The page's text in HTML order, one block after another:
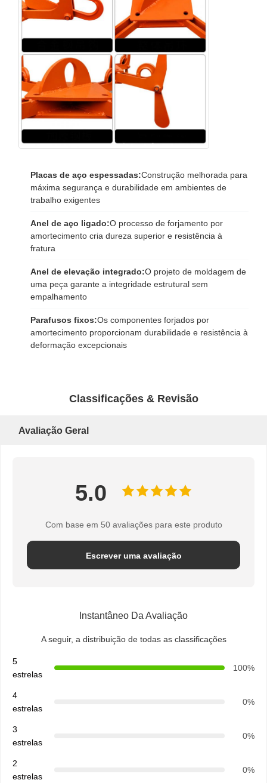
Placas de aço espessadas:Construção melhorada para
máxima segurança e durabilidade em ambientes de
trabalho exigentes
Anel de aço ligado:O processo de forjamento por
amortecimento cria dureza superior e resistência à
fratura
Anel de elevação integrado:O projeto de moldagem de
uma peça garante a integridade estrutural sem
empalhamento
Parafusos fixos:Os componentes forjados por
amortecimento proporcionam durabilidade e resistência à
deformação excepcionais
Classificações & Revisão
Avaliação Geral
5.0
Com base em 50 avaliações para este produto
Escrever uma avaliação
Instantâneo Da Avaliação
A seguir, a distribuição de todas as classificações
5
estrelas
100%
4
estrelas
0%
3
estrelas
0%
2
estrelas
0%